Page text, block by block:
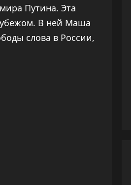
Путина. Эта
В ней Маша
слова в России,